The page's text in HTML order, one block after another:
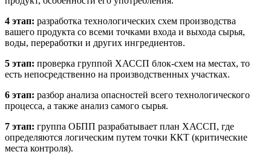
4 этап: разработка технологических схем производства
вашего продукта со всеми точками входа и выхода сырья,
воды, переработки и других ингредиентов.
5 этап: проверка группой ХАССП блок-схем на местах, то
есть непосредственно на производственных участках.
6 этап: разбор анализа опасностей всего технологического
процесса, а также анализ самого сырья.
7 этап: группа ОБПП разрабатывает план ХАССП, где
определяются логическим путем точки ККТ (критические
места контроля).